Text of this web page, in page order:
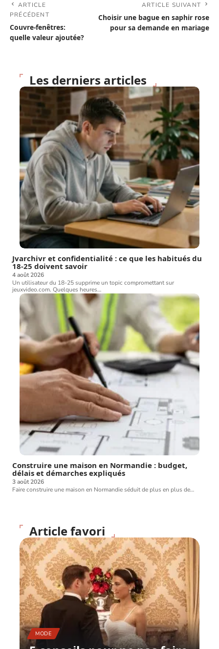
ARTICLE
PRÉCÉDENT
Couvre-fenêtres:
quelle valeur ajoutée?
ARTICLE SUIVANT
Choisir une bague en saphir rose
pour sa demande en mariage
Les derniers articles
Jvarchivr et confidentialité : ce que les habitués du
18-25 doivent savoir
4 août 2026
Un utilisateur du 18-25 supprime un topic compromettant sur
jeuxvideo.com. Quelques heures…
Construire une maison en Normandie : budget,
délais et démarches expliqués
3 août 2026
Faire construire une maison en Normandie séduit de plus en plus de…
Article favori
MODE